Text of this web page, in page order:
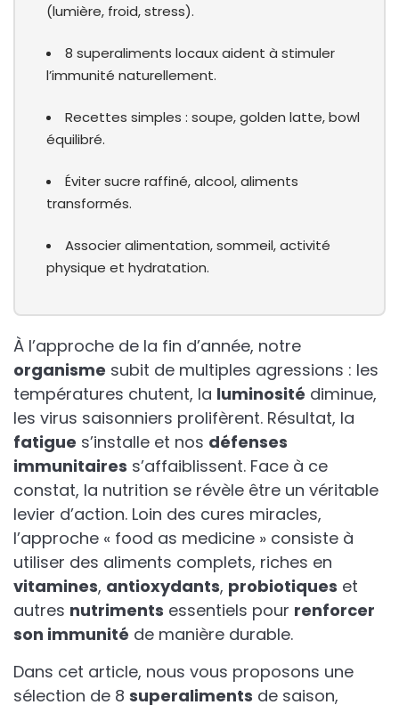
(lumière, froid, stress).
8 superaliments locaux aident à stimuler
l’immunité naturellement.
Recettes simples : soupe, golden latte, bowl
équilibré.
Éviter sucre raffiné, alcool, aliments
transformés.
Associer alimentation, sommeil, activité
physique et hydratation.
À l’approche de la fin d’année, notre
organisme subit de multiples agressions : les
températures chutent, la luminosité diminue,
les virus saisonniers prolifèrent. Résultat, la
fatigue s’installe et nos défenses
immunitaires s’affaiblissent. Face à ce
constat, la nutrition se révèle être un véritable
levier d’action. Loin des cures miracles,
l’approche « food as medicine » consiste à
utiliser des aliments complets, riches en
vitamines, antioxydants, probiotiques et
autres nutriments essentiels pour renforcer
son immunité de manière durable.
Dans cet article, nous vous proposons une
sélection de 8 superaliments de saison,